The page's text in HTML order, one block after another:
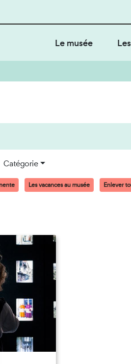
Le musée
Catégorie
Les vacances au musée Enlever
le bandeau des